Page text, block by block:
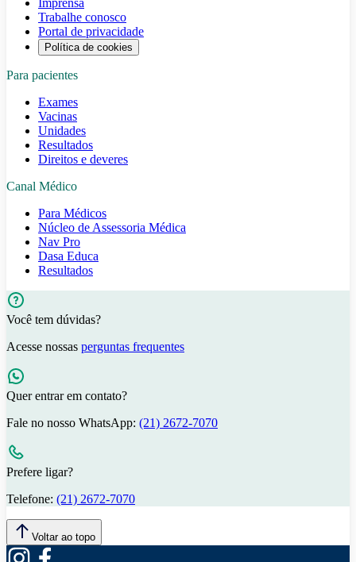
Imprensa
Trabalhe conosco
Portal de privacidade
Política de cookies
Para pacientes
Exames
Vacinas
Unidades
Resultados
Direitos e deveres
Canal Médico
Para Médicos
Núcleo de Assessoria Médica
Nav Pro
Dasa Educa
Resultados
Você tem dúvidas?
Acesse nossas perguntas frequentes
Quer entrar em contato?
Fale no nosso WhatsApp: (21) 2672-7070
Prefere ligar?
Telefone: (21) 2672-7070
Voltar ao topo